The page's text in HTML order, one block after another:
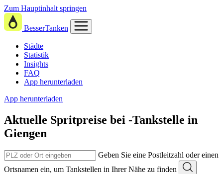
Zum Hauptinhalt springen
BesserTanken
Städte
Statistik
Insights
FAQ
App herunterladen
App herunterladen
Aktuelle Spritpreise bei -Tankstelle in
Giengen
Geben Sie eine Postleitzahl oder einen
Ortsnamen ein, um Tankstellen in Ihrer Nähe zu finden